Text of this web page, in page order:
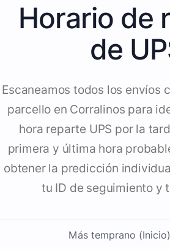
Horario de
de
Escaneamos todos los envíos
parcello en Corralinos para
hora reparte UPS por la
primera y última hora
obtener la predicción
tu ID de seguimiento y
Más temprano (Inicio)